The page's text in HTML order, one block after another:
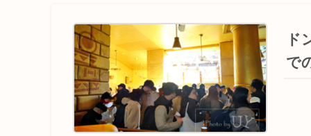
ド
で